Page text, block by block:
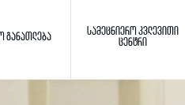
ძიება
Toggle search
ᲒᲐᲜᲐᲗᲚᲔᲑᲐ
ᲡᲐᲛᲔᲪᲜᲘᲔᲠᲝ ᲙᲕᲚᲔᲕᲘᲗᲘ
ᲪᲔᲜᲢᲠᲘ